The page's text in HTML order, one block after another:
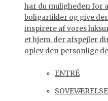
har du muligheden for
boligartikler og give
inspirere af vores
et hjem, der afspejler
oplev den personlige
ENTRÉ